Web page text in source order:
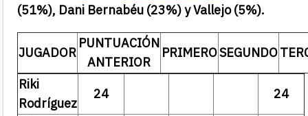
(51%), Dani Bernabéu (23%) y Vallejo (5%).
JUGADOR
PUNTUACIÓN
ANTERIOR
PRIMEROSEGUNDO
Riki
Rodríguez
24
24